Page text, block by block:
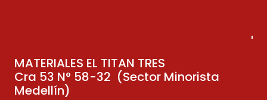
MATERIALES EL TITAN TRES
Cra 53 N° 58-32 (Sector Minorista
Medellín)